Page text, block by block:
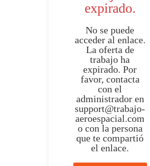
expirado.
No se puede
acceder al enlace.
La oferta de
trabajo ha
expirado. Por
favor, contacta
con el
administrador en
support@trabajo-
aeroespacial.com
o con la persona
que te compartió
el enlace.